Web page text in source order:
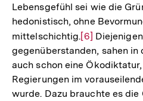
Lebensgefühl sei wie die
hedonistisch, ohne
mittelschichtig.Zur
Auflösung
der
Fußnote
[6]
gegenüberstanden, sahen
auch schon eine
Regierungen im
wurde. Dazu brauchte es